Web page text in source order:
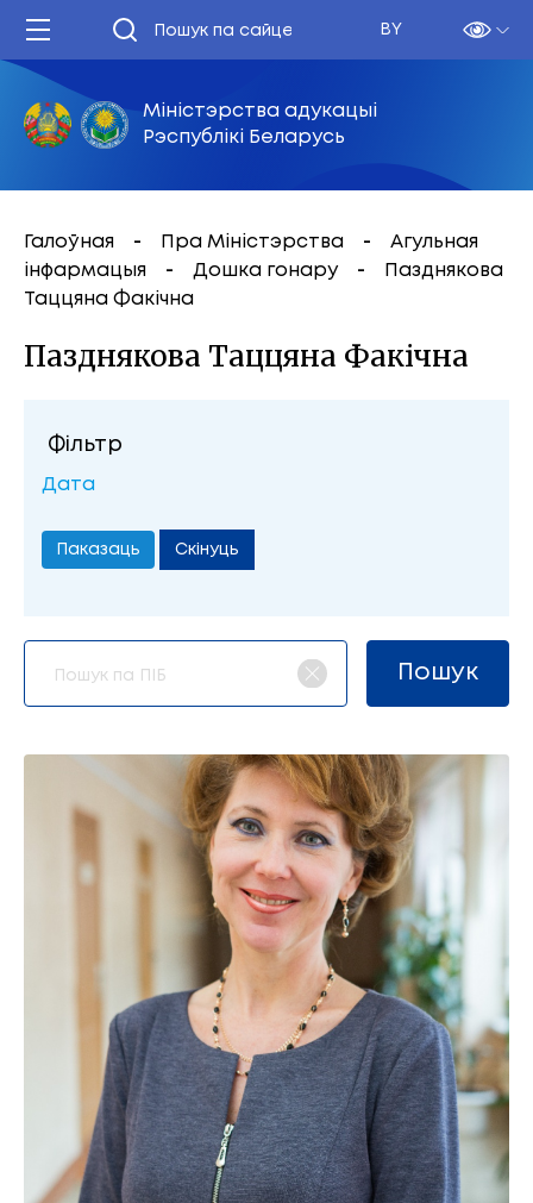
BY
Міністэрства адукацыі
Рэспублікі Беларусь
Галоўная Пра Міністэрства
Агульная
інфармацыя
Дошка гонару
Пазднякова
Таццяна Факічна
Пазднякова Таццяна Факічна
Фільтр
Дата
Скінуць